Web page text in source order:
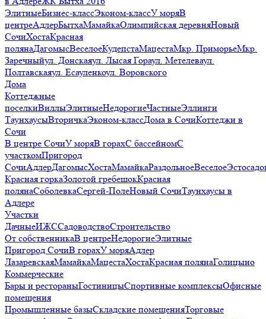
ЭлитныеБизнес-классЭконом-классУ моряВ
центреАдлерБытхаМамайкаОлимпийская деревняНовый
СочиХостаКрасная
полянаДагомысВеселоеКудепстаМацестаМкр. ПриморьеМкр.
Заречныйул. Донскаяул. Лысая Гораул. Метелеваул.
Полтавскаяул. Есауленкоул. Воровского
Дома
Коттеджные
поселкиВиллыЭлитныеНедорогиеЧастныеЭллинги
ТаунхаусыВторичкаЭконом-классДома в СочиКоттеджи в
Сочи
В центре СочиУ моряВ горахС бассейномС
участкомПригород
СочиАдлерДагомысХостаМамайкаРаздольноеВеселое
Красная горкаЗолотой гребешокКрасная
полянаСоболевкаСергей-ПолеНовый СочиТаунхаусы в
Адлере
Участки
ДачныеИЖССадоводствоСтроительство
От собственникаВ центреНедорогиеЭлитные
Пригород СочиВ горахУ моряАдлер
ЛазаревскаяМамайкаМацестаХостаКрасная полянаГолицыно
Коммерческие
Бары и рестораныГостиницыСпортивные комплексыОфисные
помещения
Промышленные базыСкладские помещенияТорговые